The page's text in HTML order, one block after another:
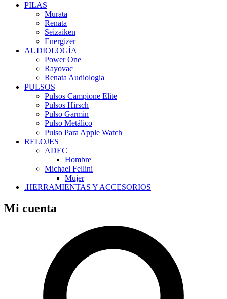
PILAS
Murata
Renata
Seizaiken
Energizer
AUDIOLOGÍA
Power One
Rayovac
Renata Audiologia
PULSOS
Pulsos Campione Elite
Pulsos Hirsch
Pulso Garmin
Pulso Metálico
Pulso Para Apple Watch
RELOJES
ADEC
Hombre
Michael Fellini
Mujer
.HERRAMIENTAS Y ACCESORIOS
Mi cuenta